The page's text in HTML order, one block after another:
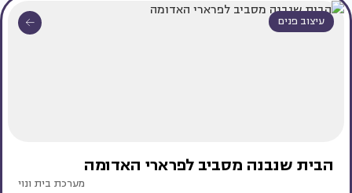
עיצוב פנים
הבית שנבנה מסביב לפרארי האדומה
מערכת בית ונוי